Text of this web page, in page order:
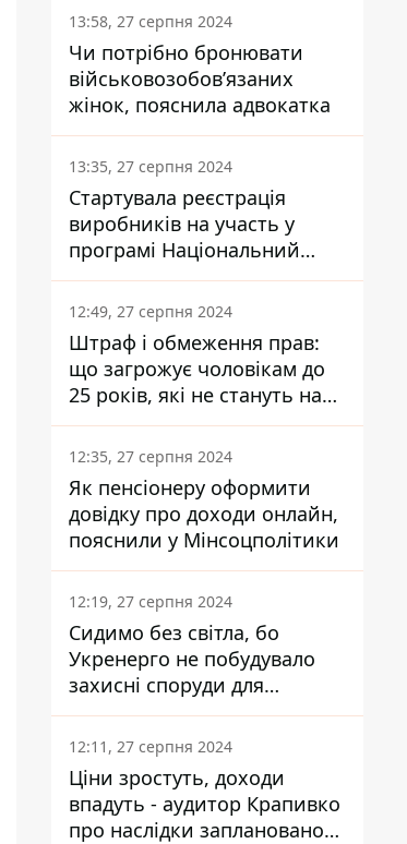
13:58, 27 серпня 2024
Чи потрібно бронювати
військовозобов’язаних
жінок, пояснила адвокатка
13:35, 27 серпня 2024
Стартувала реєстрація
виробників на участь у
програмі Національний
кешбек: як це зробити
через портал Дія
12:49, 27 серпня 2024
Штраф і обмеження прав:
що загрожує чоловікам до
25 років, які не стануть на
військовий облік
12:35, 27 серпня 2024
Як пенсіонеру оформити
довідку про доходи онлайн,
пояснили у Мінсоцполітики
12:19, 27 серпня 2024
Сидимо без світла, бо
Укренерго не побудувало
захисні споруди для
енергетики - нардеп
Кучеренко
12:11, 27 серпня 2024
Ціни зростуть, доходи
впадуть - аудитор Крапивко
про наслідки запланованого